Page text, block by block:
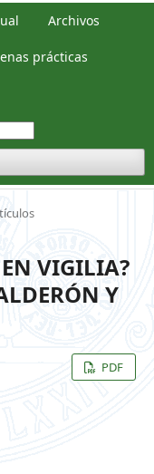
Archivos
prácticas
VIGILIA?
Y
PDF